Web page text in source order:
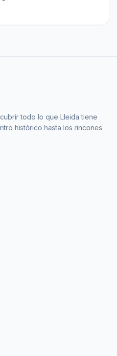
todo lo que Lleida tiene
histórico hasta los rincones